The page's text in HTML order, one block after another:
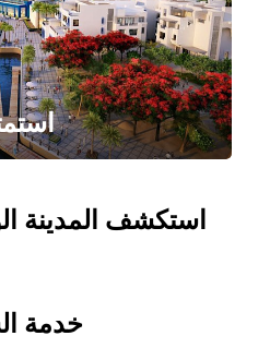
استكشف المدينة
خدمة